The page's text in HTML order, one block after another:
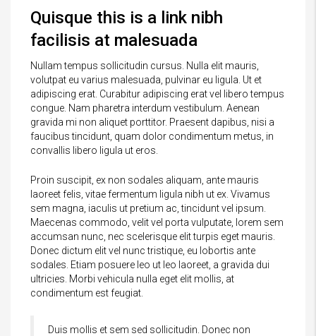
Quisque this is a link nibh
facilisis at malesuada
Nullam tempus sollicitudin cursus. Nulla elit mauris,
volutpat eu varius malesuada, pulvinar eu ligula. Ut et
adipiscing erat. Curabitur adipiscing erat vel libero tempus
congue. Nam pharetra interdum vestibulum. Aenean
gravida mi non aliquet porttitor. Praesent dapibus, nisi a
faucibus tincidunt, quam dolor condimentum metus, in
convallis libero ligula ut eros.
Proin suscipit, ex non sodales aliquam, ante mauris
laoreet felis, vitae fermentum ligula nibh ut ex. Vivamus
sem magna, iaculis ut pretium ac, tincidunt vel ipsum.
Maecenas commodo, velit vel porta vulputate, lorem sem
accumsan nunc, nec scelerisque elit turpis eget mauris.
Donec dictum elit vel nunc tristique, eu lobortis ante
sodales. Etiam posuere leo ut leo laoreet, a gravida dui
ultricies. Morbi vehicula nulla eget elit mollis, at
condimentum est feugiat.
Duis mollis et sem sed sollicitudin. Donec non